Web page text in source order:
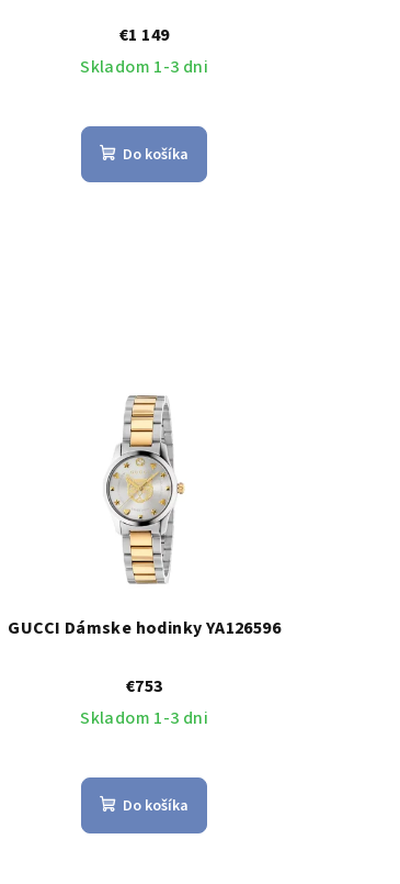
€1 149
Skladom 1-3 dni
Do košíka
GUCCI Dámske hodinky YA126596
€753
Skladom 1-3 dni
Do košíka